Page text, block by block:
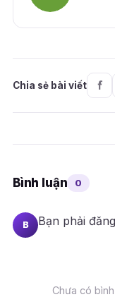
Chia sẻ bài viết
Bình luận 0
B Bạn phải
Chưa có